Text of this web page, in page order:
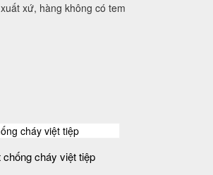
xứ, hàng không có tem
chống cháy việt tiệp